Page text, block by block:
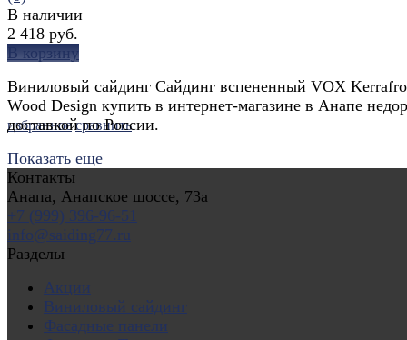
избранное сравнить
В наличии
2 418 руб.
В корзину
Виниловый сайдинг Сайдинг вспененный VOX
Wood Design купить в интернет-магазине в Анапе
доставкой по России.
Показать еще
Контакты
Анапа, Анапское шоссе, 73а
+7 (999) 396-96-51
info@saiding77.ru
Разделы
Акции
Виниловый сайдинг
Фасадные панели